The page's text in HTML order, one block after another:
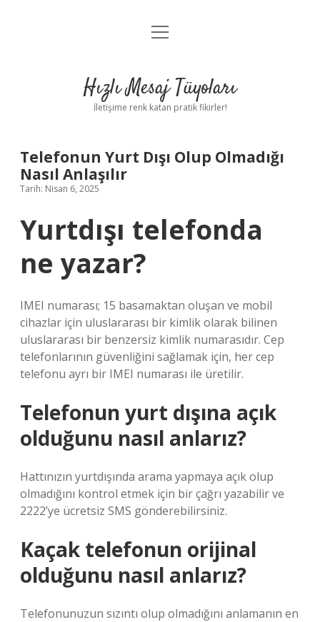
Anasayfa
Yasal Uyarı
menüyü
Hızlı Mesaj Tüyoları
İletişime renk katan pratik fikirler!
Telefonun Yurt Dışı Olup Olmadığı
Nasıl Anlaşılır
Tarih: Nisan 6, 2025
Yurtdışı telefonda
ne yazar?
IMEI numarası; 15 basamaktan oluşan ve mobil
cihazlar için uluslararası bir kimlik olarak bilinen
uluslararası bir benzersiz kimlik numarasıdır. Cep
telefonlarının güvenliğini sağlamak için, her cep
telefonu ayrı bir IMEI numarası ile üretilir.
Telefonun yurt dışına açık
olduğunu nasıl anlarız?
Hattınızın yurtdışında arama yapmaya açık olup
olmadığını kontrol etmek için bir çağrı yazabilir ve
2222’ye ücretsiz SMS gönderebilirsiniz.
Kaçak telefonun orijinal
olduğunu nasıl anlarız?
Telefonunuzun sızıntı olup olmadığını anlamanın en